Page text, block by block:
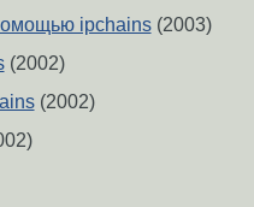
ipchains(2003)
(2002)
(2002)